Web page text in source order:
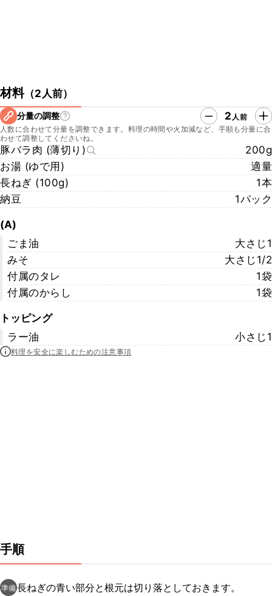
材料（2人前）
分量の調整 2 人前
人数に合わせて分量を調整できます。料理の時間や火加減など、手順も分量に合
わせて調整してくださいね。
豚バラ肉 (薄切り)
200g
お湯 (ゆで用)
適量
長ねぎ (100g)
1本
納豆
1パック
(A)
ごま油
大さじ1
みそ
大さじ1/2
付属のタレ
1袋
付属のからし
1袋
トッピング
ラー油
小さじ1
料理を安全に楽しむための注意事項
手順
準備長ねぎの青い部分と根元は切り落としておきます。